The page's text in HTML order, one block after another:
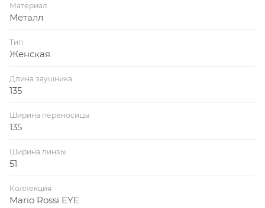
Материал
Металл
Тип
Женская
Длина заушника
135
Ширина переносицы
135
Ширина линзы
51
Коллекция
Mario Rossi EYE